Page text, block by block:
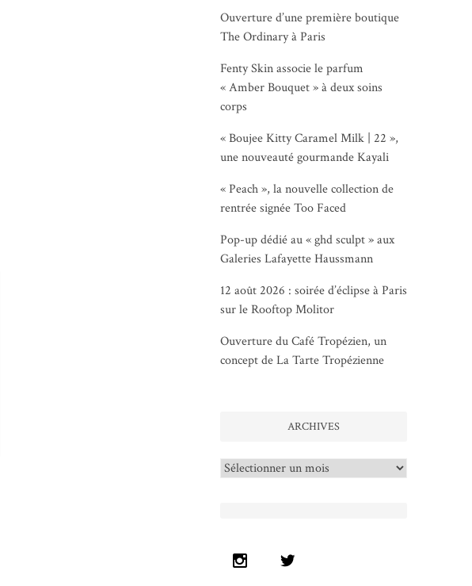
Ouverture d’une première boutique
The Ordinary à Paris
Fenty Skin associe le parfum
« Amber Bouquet » à deux soins
corps
« Boujee Kitty Caramel Milk | 22 »,
une nouveauté gourmande Kayali
« Peach », la nouvelle collection de
rentrée signée Too Faced
Pop-up dédié au « ghd sculpt » aux
Galeries Lafayette Haussmann
12 août 2026 : soirée d’éclipse à Paris
sur le Rooftop Molitor
Ouverture du Café Tropézien, un
concept de La Tarte Tropézienne
ARCHIVES
Archives